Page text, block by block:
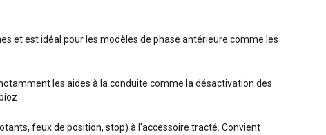
et est idéal pour les modèles de phase antérieure comme les
les aides à la conduite comme la désactivation des
feux de position, stop) à l'accessoire tracté. Convient